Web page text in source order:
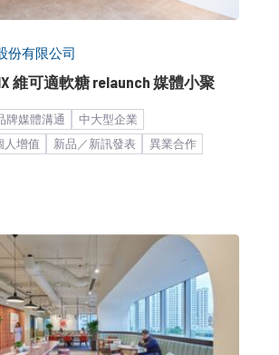
份有限公司
維可適軟糖 relaunch 媒體小聚
牌媒體溝通
中大型企業
人增值
​新品／新訊發表
異業合作